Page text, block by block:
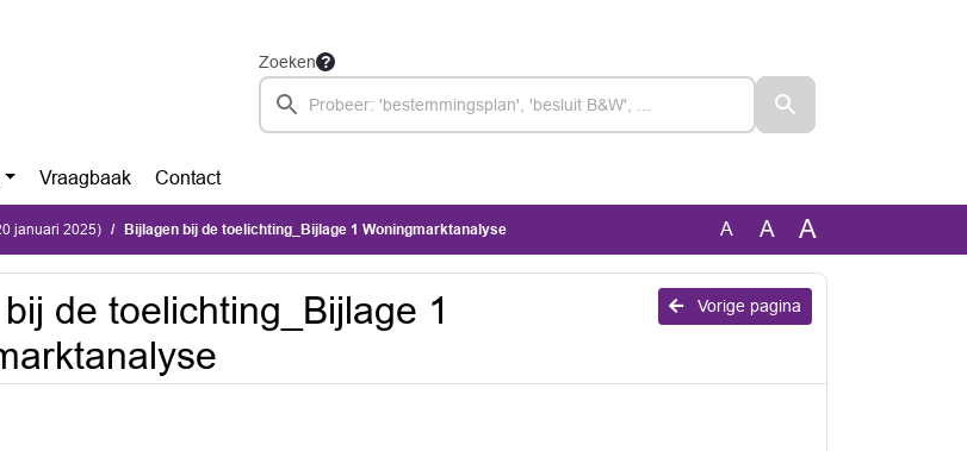
Zoeken
Vraagbaak Contact
januari 2025) Bijlagen bij de toelichting_Bijlage 1 Woningmarktanalyse A A A
Vorige pagina
de toelichting_Bijlage 1